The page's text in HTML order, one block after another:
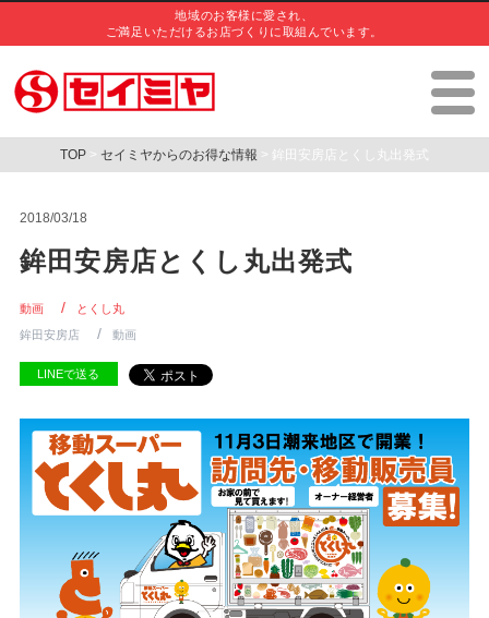
地域のお客様に愛され、
ご満足いただけるお店づくりに取組んでいます。
TOP > セイミヤからのお得な情報 > 鉾田安房店とくし丸出発式
2018/03/18
鉾田安房店とくし丸出発式
動画
とくし丸
鉾田安房店
動画
LINEで送る